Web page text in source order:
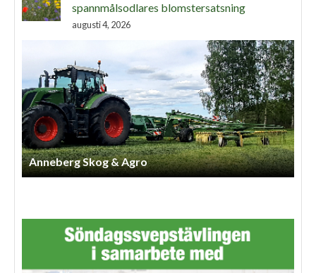
spannmålsodlares blomstersatsning
augusti 4, 2026
Anneberg Skog & Agro